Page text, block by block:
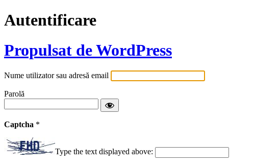
Autentificare
Propulsat de WordPress
Nume utilizator sau adresă email
Parolă
Captcha *
Type the text displayed above: